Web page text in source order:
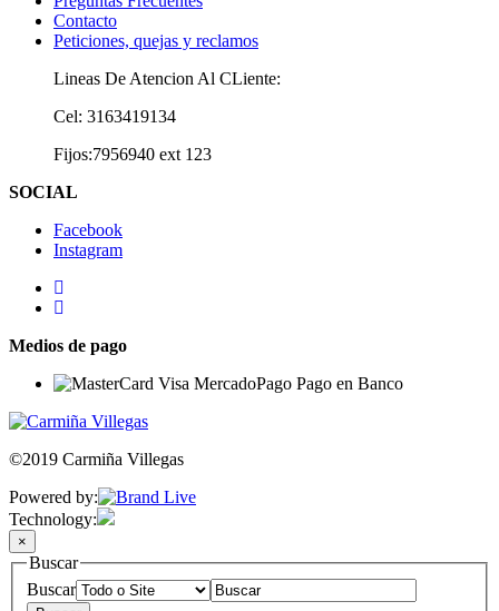
Contacto
Peticiones, quejas y reclamos
Lineas De Atencion Al CLiente:
Cel: 3163419134
Fijos:7956940 ext 123
SOCIAL
Facebook
Instagram
Medios de pago
©2019 Carmiña Villegas
Powered by:
Technology:
×
Buscar
Buscar